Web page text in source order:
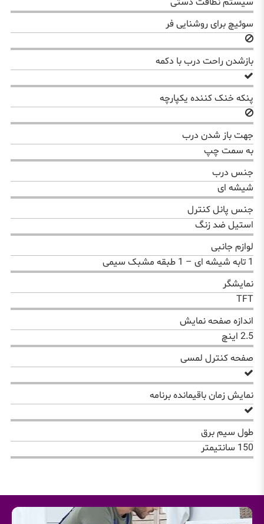
سوئیچ برای روشنایی فر
بازشدن راحت درب با دکمه
پنکه خنک کننده یکپارچه
جهت باز شدن درب
به سمت چپ
جنس درب
شیشه ای
جنس پانل کنترل
استیل ضد زنگ
لوازم جانبی
1 تابه شیشه ای – 1 طبقه مشبک سیمی
نمایشگر
TFT
اندازه صفحه نمایش
2.5 اینچ
صفحه کنترل لمسی
نمایش زمان باقیمانده برنامه
طول سیم برق
150 سانتیمتر